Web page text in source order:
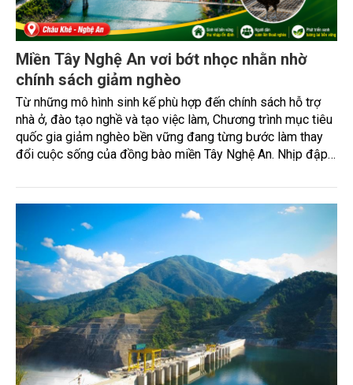
Miền Tây Nghệ An vơi bớt nhọc nhằn nhờ
chính sách giảm nghèo
Từ những mô hình sinh kế phù hợp đến chính sách hỗ trợ
nhà ở, đào tạo nghề và tạo việc làm, Chương trình mục tiêu
quốc gia giảm nghèo bền vững đang từng bước làm thay
đổi cuộc sống của đồng bào miền Tây Nghệ An. Nhịp đập
đậm nét, cho thấy hiệu quả thực tiễn của chủ trương lớn.